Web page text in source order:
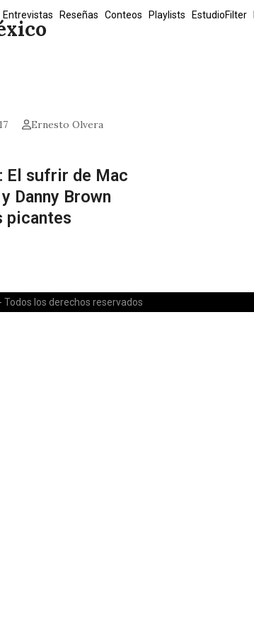
Entrevistas Reseñas Conteos Playlists EstudioFilter
Ernesto Olvera
El sufrir de Mac
Danny Brown
picantes
- Todos los derechos reservados